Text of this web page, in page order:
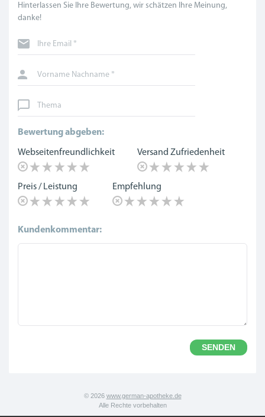
Hinterlassen Sie Ihre Bewertung, wir schätzen Ihre Meinung,
danke!
Ihre Email *
Vorname Nachname *
Thema
Bewertung abgeben:
Webseitenfreundlichkeit Versand Zufriedenheit
Preis / Leistung Empfehlung
Kundenkommentar:
SENDEN
© 2026 www.german-apotheke.de
Alle Rechte vorbehalten